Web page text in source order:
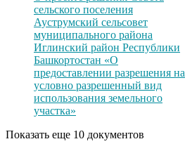
сельского поселения
Ауструмский сельсовет
муниципального района
Иглинский район Республики
Башкортостан «О
предоставлении разрешения на
условно разрешенный вид
использования земельного
участка»
Показать еще 10 документов